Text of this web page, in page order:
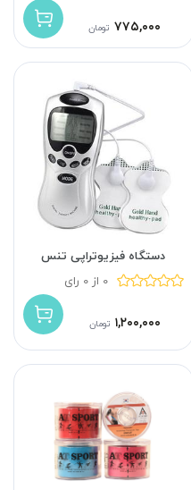
۷۷۵,۰۰۰ تومان
دستگاه فیزیوتراپی تنس
0 از 0 رای
۱,۲۰۰,۰۰۰ تومان